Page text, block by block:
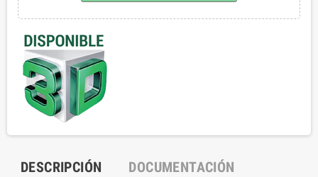
DESCRIPCIÓN
DOCUMENTACIÓN